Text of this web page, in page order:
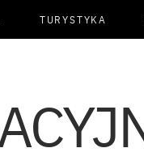
TURYSTYKA